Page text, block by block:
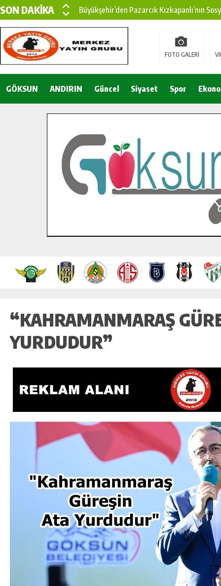
SON DAKİKA
Büyükşehir’den Pazarcık Kızkapanlı’nın
Büyükşehir’den Pazarcık Kırsalına Modern
Çin’den KSÜ’ye Uluslararası Başarı:
Gençler Pusula Maraş Kampında Yeni
İlçe Jandarma Komutanı Karakaya’dan
Bertiz’in Yeni Köprüsünde Sona Doğru.
FOTO GALERİ
GÖKSUN ANDIRIN Güncel Siyaset Spor
“KAHRAMANMARAŞ
YURDUDUR”